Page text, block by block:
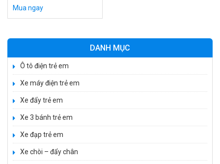
800.000 VND
Mua ngay
DANH MỤC
Ô tô điện trẻ em
Xe máy điện trẻ em
Xe đẩy trẻ em
Xe 3 bánh trẻ em
Xe đạp trẻ em
Xe chòi – đẩy chânXe 3 bánh đạp trẻ em FE-188
520.000 ₫